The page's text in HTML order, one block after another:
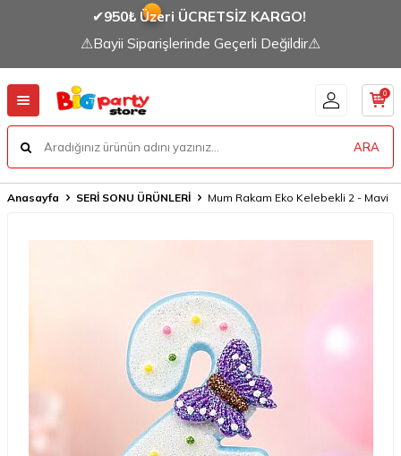
✔950₺ Üzeri ÜCRETSİZ KARGO!
⚠Bayii Siparişlerinde Geçerli Değildir⚠
ARA
0
Anasayfa SERİ SONU ÜRÜNLERİ Mum Rakam Eko Kelebekli 2 - Mavi